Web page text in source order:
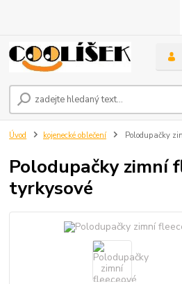
Úvod kojenecké oblečení Polodupačky
Polodupačky zimní
tyrkysové